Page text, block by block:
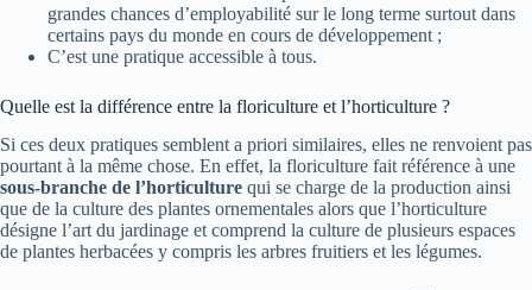
grandes chances d’employabilité sur le long terme surtout dans
certains pays du monde en cours de développement ;
C’est une pratique accessible à tous.
Quelle est la différence entre la floriculture et l’horticulture ?
Si ces deux pratiques semblent a priori similaires, elles ne renvoient pas
pourtant à la même chose. En effet, la floriculture fait référence à une
sous-branche de l’horticulture qui se charge de la production ainsi
que de la culture des plantes ornementales alors que l’horticulture
désigne l’art du jardinage et comprend la culture de plusieurs espaces
de plantes herbacées y compris les arbres fruitiers et les légumes.